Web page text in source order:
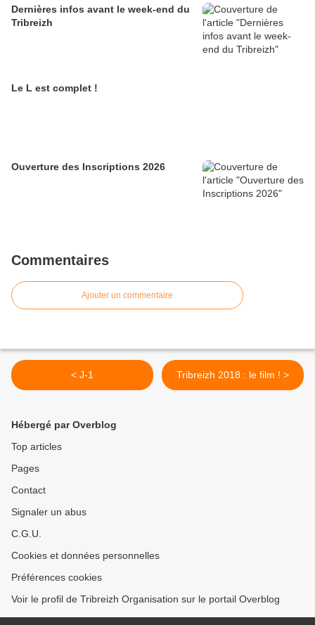
Dernières infos avant le week-end du
Tribreizh
Le L est complet !
Ouverture des Inscriptions 2026
Commentaires
Ajouter un commentaire
< J-1 Tribreizh 2018 : le film ! >
Hébergé par Overblog
Top articles
Pages
Contact
Signaler un abus
C.G.U.
Cookies et données personnelles
Préférences cookies
Voir le profil de Tribreizh Organisation sur le portail Overblog